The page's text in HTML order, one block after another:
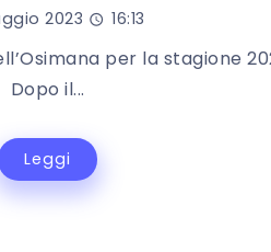
2023 16:13
per la stagione
Dopo il...
Leggi